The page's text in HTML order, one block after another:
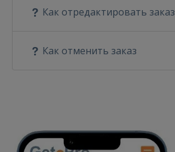
Как отредактировать заказ
Как отменить заказ